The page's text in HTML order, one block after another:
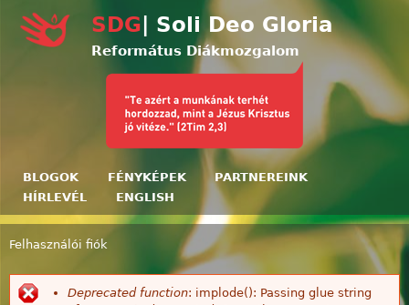
SDG | Soli Deo Gloria
Református Diákmozgalom
BLOGOK FÉNYKÉPEK
PARTNEREINK
HÍRLEVÉL
ENGLISH
Jelenlegi hely
Felhasználói fiók
Hibaüzenet
Deprecated function: implode(): Passing glue string